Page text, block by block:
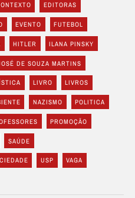
EDITORAS
EVENTO FUTEBOL
HITLER ILANA PINSKY
DE SOUZA MARTINS
LIVRO LIVROS
NAZISMO POLITICA
PROMOÇÃO
SAÚDE
USP VAGA